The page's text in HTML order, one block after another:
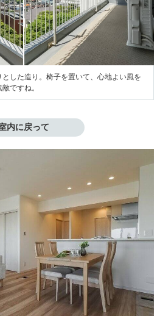
した造り。椅子を置いて、心地よい風を
ですね。
内に戻って